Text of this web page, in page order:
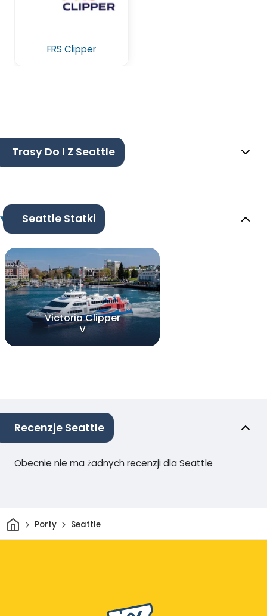
FRS Clipper
Trasy Do I Z Seattle
Seattle Statki
Victoria Clipper
V
Recenzje Seattle
Obecnie nie ma żadnych recenzji dla Seattle
DomPorty Seattle